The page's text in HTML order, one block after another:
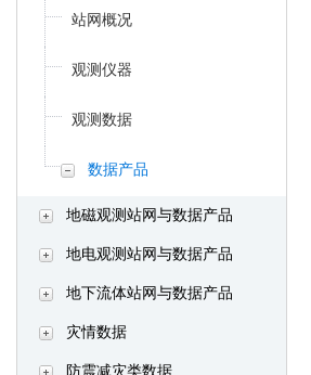
站网概况
观测仪器
观测数据
数据产品
地磁观测站网与数据产品
地电观测站网与数据产品
地下流体站网与数据产品
灾情数据
防震减灾类数据